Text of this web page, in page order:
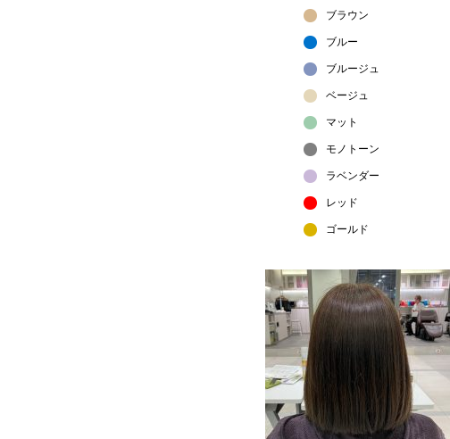
ブラウン
ブルー
ブルージュ
ベージュ
マット
モノトーン
ラベンダー
レッド
ゴールド